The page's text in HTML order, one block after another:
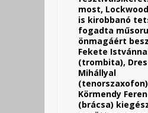
most,
is kirobbanó
fogadta
önmagáért
Fekete
(trombita),
Mihállyal
Körmendy
(brácsa)